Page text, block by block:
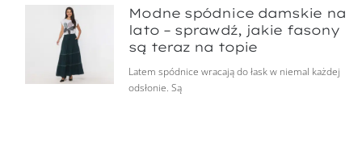
Modne spódnice damskie na
lato – sprawdź, jakie fasony
są teraz na topie
Latem spódnice wracają do łask w niemal każdej
odsłonie. Są